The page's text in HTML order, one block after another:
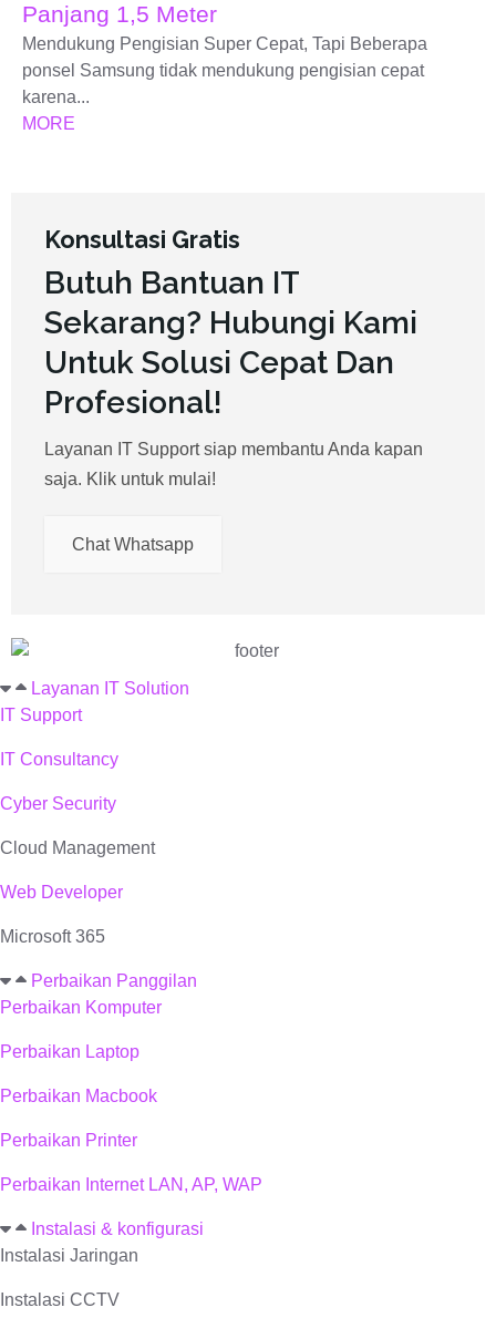
Panjang 1,5 Meter
Mendukung Pengisian Super Cepat, Tapi Beberapa
ponsel Samsung tidak mendukung pengisian cepat
karena...
MORE
Konsultasi Gratis
Butuh Bantuan IT
Sekarang? Hubungi Kami
Untuk Solusi Cepat Dan
Profesional!
Layanan IT Support siap membantu Anda kapan
saja. Klik untuk mulai!
Chat Whatsapp
Layanan IT Solution
IT Support
IT Consultancy
Cyber Security
Cloud Management
Web Developer
Microsoft 365
Perbaikan Panggilan
Perbaikan Komputer
Perbaikan Laptop
Perbaikan Macbook
Perbaikan Printer
Perbaikan Internet LAN, AP, WAP
Instalasi & konfigurasi
Instalasi Jaringan
Instalasi CCTV